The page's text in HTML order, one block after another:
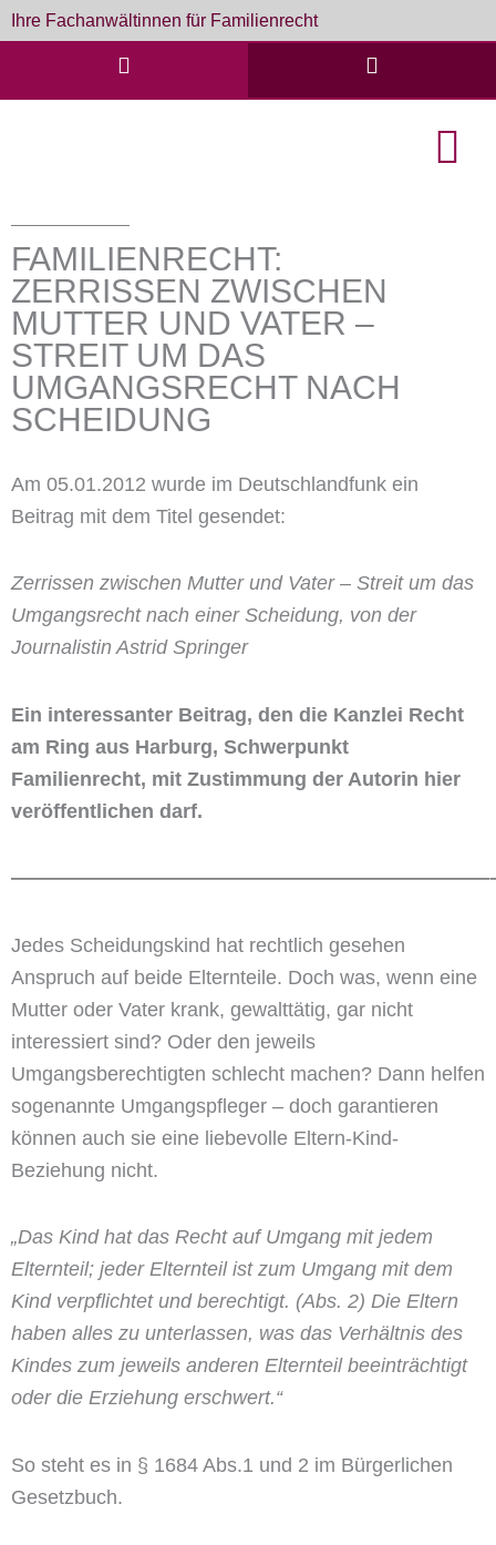
Zum
Inhalt
Ihre Fachanwältinnen für Familienrecht
FAMILIENRECHT:
ZERRISSEN ZWISCHEN
MUTTER UND VATER –
STREIT UM DAS
UMGANGSRECHT NACH
SCHEIDUNG
Am 05.01.2012 wurde im Deutschlandfunk ein
Beitrag mit dem Titel gesendet:
Zerrissen zwischen Mutter und Vater – Streit um das
Umgangsrecht nach einer Scheidung, von der
Journalistin Astrid Springer
Ein interessanter Beitrag, den die Kanzlei Recht
am Ring aus Harburg, Schwerpunkt
Familienrecht, mit Zustimmung der Autorin hier
veröffentlichen darf.
Jedes Scheidungskind hat rechtlich gesehen
Anspruch auf beide Elternteile. Doch was, wenn eine
Mutter oder Vater krank, gewalttätig, gar nicht
interessiert sind? Oder den jeweils
Umgangsberechtigten schlecht machen? Dann helfen
sogenannte Umgangspfleger – doch garantieren
können auch sie eine liebevolle Eltern-Kind-
Beziehung nicht.
„Das Kind hat das Recht auf Umgang mit jedem
Elternteil; jeder Elternteil ist zum Umgang mit dem
Kind verpflichtet und berechtigt. (Abs. 2) Die Eltern
haben alles zu unterlassen, was das Verhältnis des
Kindes zum jeweils anderen Elternteil beeinträchtigt
oder die Erziehung erschwert.“
So steht es in § 1684 Abs.1 und 2 im Bürgerlichen
Gesetzbuch.